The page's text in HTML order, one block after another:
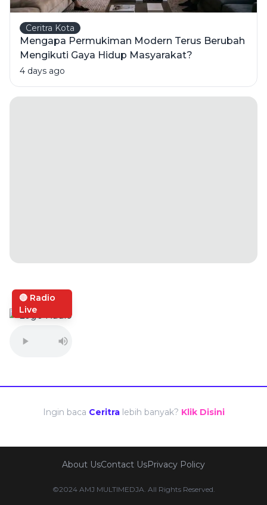
Ceritra Kota
Mengapa Permukiman Modern Terus Berubah
Mengikuti Gaya Hidup Masyarakat?
4 days ago
🔴 Radio
Live
Ingin baca Ceritra lebih banyak? Klik Disini
About UsContact UsPrivacy Policy
©2024 AMJ MULTIMEDJA. All Rights Reserved.